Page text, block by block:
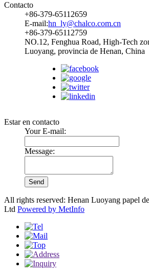
Contacto
+86-379-65112659
E-mail:hn_ly@chalco.com.cn
+86-379-65112759
NO.12, Fenghua Road, High-Tech
Luoyang, provincia de Henan, China
Estar en contacto
Your E-mail:
Message:
All rights reserved: Henan Luoyang papel
Ltd Powered by MetInfo